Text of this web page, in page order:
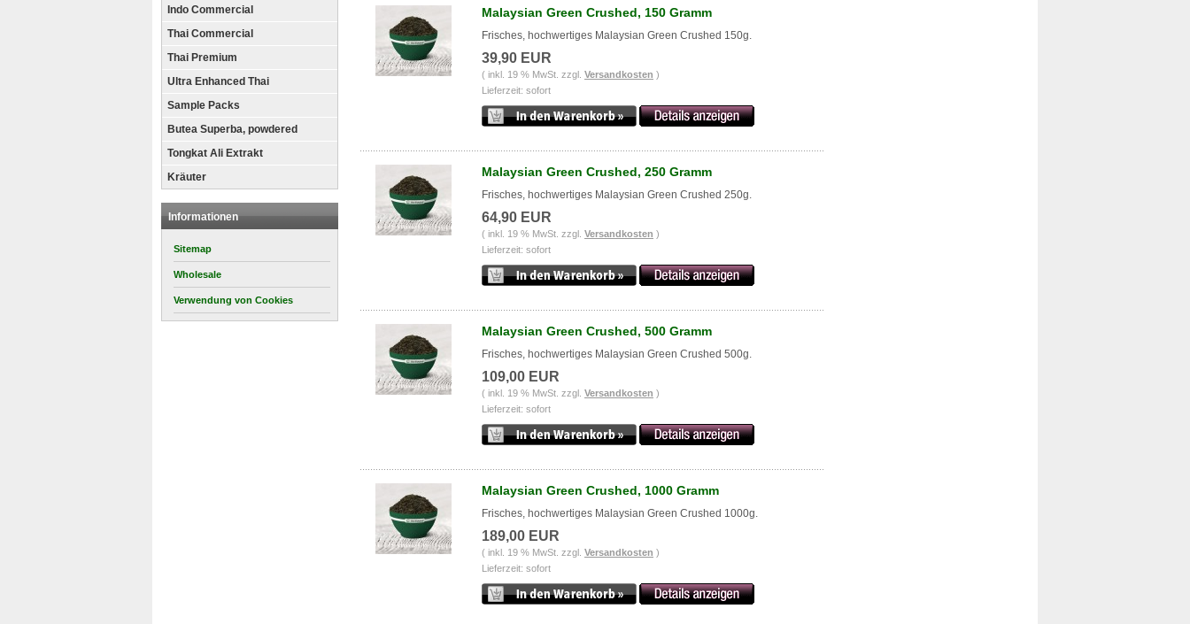
Indo Commercial
Thai Commercial
Thai Premium
Ultra Enhanced Thai
Sample Packs
Butea Superba, powdered
Tongkat Ali Extrakt
Kräuter
Informationen
Sitemap
Wholesale
Verwendung von Cookies
Malaysian Green Crushed, 150 Gramm
Frisches, hochwertiges Malaysian Green Crushed 150g.
39,90 EUR
( inkl. 19 % MwSt. zzgl. Versandkosten )
Lieferzeit: sofort
Malaysian Green Crushed, 250 Gramm
Frisches, hochwertiges Malaysian Green Crushed 250g.
64,90 EUR
( inkl. 19 % MwSt. zzgl. Versandkosten )
Lieferzeit: sofort
Malaysian Green Crushed, 500 Gramm
Frisches, hochwertiges Malaysian Green Crushed 500g.
109,00 EUR
( inkl. 19 % MwSt. zzgl. Versandkosten )
Lieferzeit: sofort
Malaysian Green Crushed, 1000 Gramm
Frisches, hochwertiges Malaysian Green Crushed 1000g.
189,00 EUR
( inkl. 19 % MwSt. zzgl. Versandkosten )
Lieferzeit: sofort